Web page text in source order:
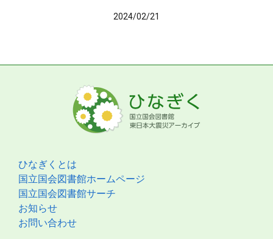
2024/02/21
ひなぎくとは
国立国会図書館ホームページ
国立国会図書館サーチ
お知らせ
お問い合わせ